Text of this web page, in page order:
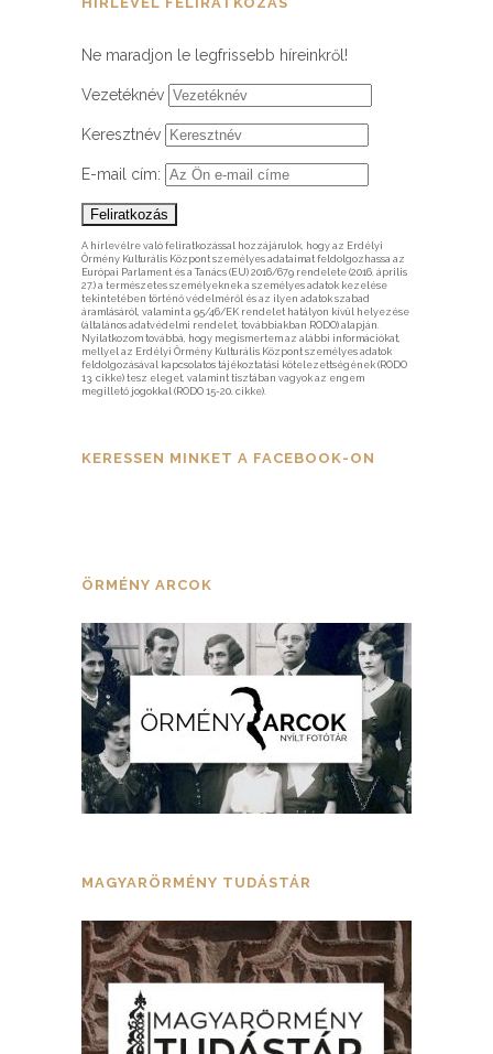
Ne maradjon le legfrissebb híreinkről!
Vezetéknév
Keresztnév
E-mail cím:
A hírlevélre való feliratkozással hozzájárulok, hogy az Erdélyi
Örmény Kulturális Központ személyes adataimat feldolgozhassa az
Európai Parlament és a Tanács (EU) 2016/679 rendelete (2016. április
27.) a természetes személyeknek a személyes adatok kezelése
tekintetében történő védelméről és az ilyen adatok szabad
áramlásáról, valamint a 95/46/EK rendelet hatályon kívül helyezése
(általános adatvédelmi rendelet, továbbiakban RODO) alapján.
Nyilatkozom továbbá, hogy megismertem az alábbi információkat,
mellyel az Erdélyi Örmény Kulturális Központ személyes adatok
feldolgozásával kapcsolatos tájékoztatási kötelezettségének (RODO
13. cikke) tesz eleget, valamint tisztában vagyok az engem
megillető jogokkal (RODO 15-20. cikke).
KERESSEN MINKET A FACEBOOK-ON
ÖRMÉNY ARCOK
MAGYARÖRMÉNY TUDÁSTÁR